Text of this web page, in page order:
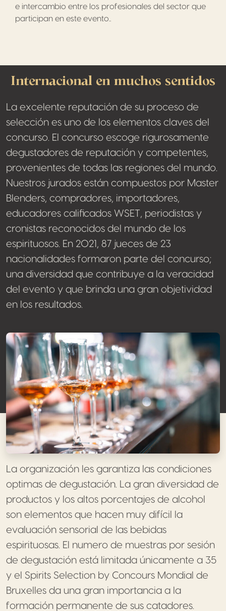
e intercambio entre los profesionales del sector que
participan en este evento..
Internacional en muchos sentidos
La excelente reputación de su proceso de
selección es uno de los elementos claves del
concurso. El concurso escoge rigurosamente
degustadores de reputación y competentes,
provenientes de todas las regiones del mundo.
Nuestros jurados están compuestos por Master
Blenders, compradores, importadores,
educadores calificados WSET, periodistas y
cronistas reconocidos del mundo de los
espirituosos. En 2021, 87 jueces de 23
nacionalidades formaron parte del concurso;
una diversidad que contribuye a la veracidad
del evento y que brinda una gran objetividad
en los resultados.
Un processus d'évaluation rigoureux
La organización les garantiza las condiciones
optimas de degustación. La gran diversidad de
productos y los altos porcentajes de alcohol
son elementos que hacen muy difícil la
evaluación sensorial de las bebidas
espirituosas. El numero de muestras por sesión
de degustación está limitada únicamente a 35
y el Spirits Selection by Concours Mondial de
Bruxelles da una gran importancia a la
formación permanente de sus catadores.